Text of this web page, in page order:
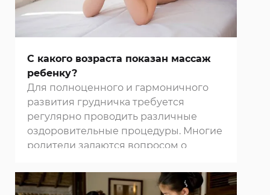
С какого возраста показан массаж
ребенку?
Для полноценного и гармоничного
развития грудничка требуется
регулярно проводить различные
оздоровительные процедуры. Многие
родители задаются вопросом о
для малыша. Педиатры и
физиотерапевты подтверждают